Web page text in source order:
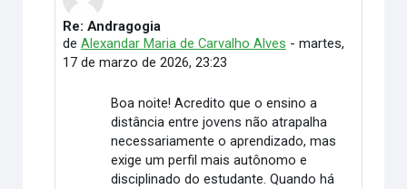
En respuesta a Eugenio Fábio Ferreira Rodrigues
Re: Andragogia
de Alexandar Maria de Carvalho Alves - martes,
17 de marzo de 2026, 23:23
Boa noite! Acredito que o ensino a
distância entre jovens não atrapalha
necessariamente o aprendizado, mas
exige um perfil mais autônomo e
disciplinado do estudante. Quando há